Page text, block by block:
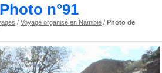
n°91
/Voyage organisé en Namibie /Photo de